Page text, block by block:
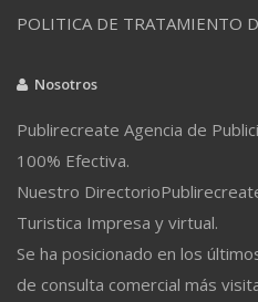
POLITICA DE TRATAMIENTO
Nosotros
Publirecreate Agencia de
100% Efectiva.
Nuestro
Turistica Impresa y virtual.
Se ha posicionado en los
de consulta comercial más